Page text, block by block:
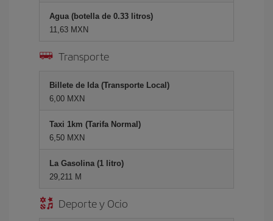
Agua (botella de 0.33 litros)
11,63 MXN
Transporte
Billete de Ida (Transporte Local)
6,00 MXN
Taxi 1km (Tarifa Normal)
6,50 MXN
La Gasolina (1 litro)
29,211 M
Deporte y Ocio